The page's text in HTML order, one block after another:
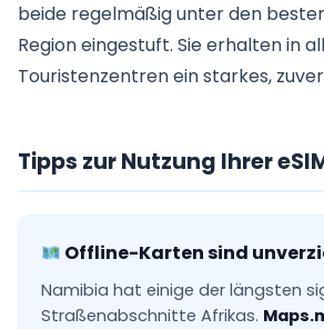
beide regelmäßig unter den
Region eingestuft. Sie erhalten in
Touristenzentren ein starkes,
Tipps zur Nutzung Ihrer
Offline-Karten sind
Namibia hat einige der längsten
Straßenabschnitte Afrikas.